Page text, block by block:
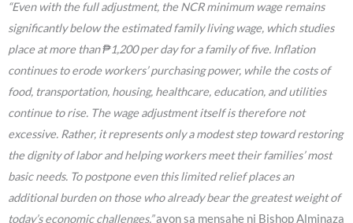
“Even with the full adjustment, the NCR minimum wage remains
significantly below the estimated family living wage, which studies
place at more than ₱1,200 per day for a family of five. Inflation
continues to erode workers’ purchasing power, while the costs of
food, transportation, housing, healthcare, education, and utilities
continue to rise. The wage adjustment itself is therefore not
excessive. Rather, it represents only a modest step toward restoring
the dignity of labor and helping workers meet their families’ most
basic needs. To postpone even this limited relief places an
additional burden on those who already bear the greatest weight of
today’s economic challenges,”ayon sa mensahe ni Bishop Alminaza